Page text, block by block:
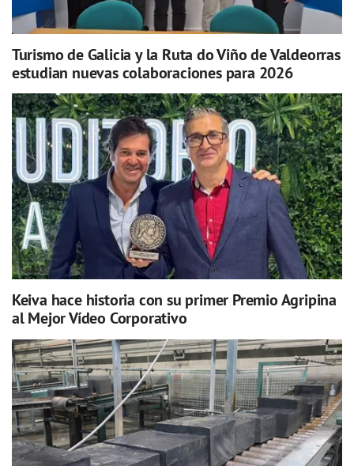
Turismo de Galicia y la Ruta do Viño de Valdeorras
estudian nuevas colaboraciones para 2026
Keiva hace historia con su primer Premio Agripina
al Mejor Vídeo Corporativo